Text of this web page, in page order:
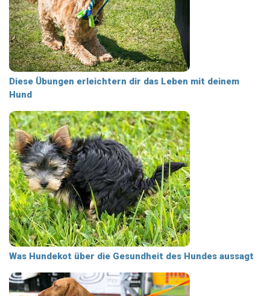
Diese Übungen erleichtern dir das Leben mit deinem
Hund
Was Hundekot über die Gesundheit des Hundes aussagt